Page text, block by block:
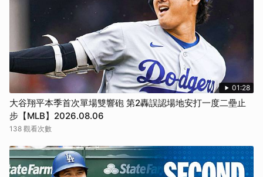
01:28
大谷翔平本季首次單場雙響砲 第2轟誤認場地安打一度二壘止
步【MLB】2026.08.06
138 觀看次數